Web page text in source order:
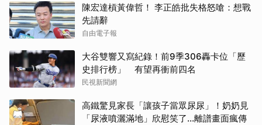
陳宏達槓黃偉哲！ 李正皓批失格怒嗆：想戰
先請辭
自由電子報
大谷雙響又寫紀錄！前9季306轟卡位「歷
史排行榜」 有望再衝前四名
民視新聞網
高鐵驚見家長「讓孩子當眾尿尿」！奶奶見
「尿液噴灑滿地」欣慰笑了…離譜畫面瘋傳